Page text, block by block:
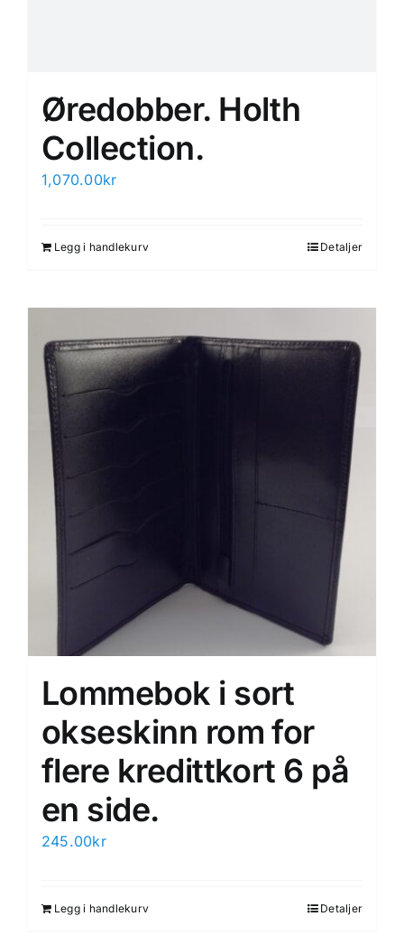
Øredobber. Holth
Collection.
1,070.00kr
Legg i handlekurv Detaljer
Lommebok i sort
okseskinn rom for
flere kredittkort 6 på
en side.
245.00kr
Legg i handlekurv Detaljer